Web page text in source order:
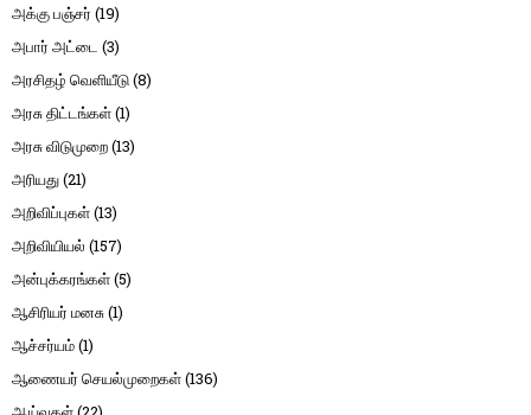
அக்கு பஞ்சர் (19)
அபார் அட்டை (3)
அரசிதழ் வெளியீடு(8)
அரசு திட்டங்கள்(1)
அரசு விடுமுறை(13)
அரியது(21)
அறிவிப்புகள்(13)
அறிவியியல் (157)
அன்புக்கரங்கள்(5)
ஆசிரியர் மனசு(1)
ஆச்சர்யம்(1)
ஆணையர் செயல்முறைகள்(136)